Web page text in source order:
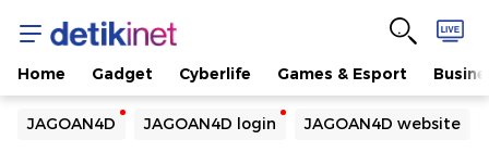
Home Gadget Cyberlife Games & Esport
JAGOAN4D JAGOAN4D login JAGOAN4D website
Yang sedang ramai dicari
Loading...